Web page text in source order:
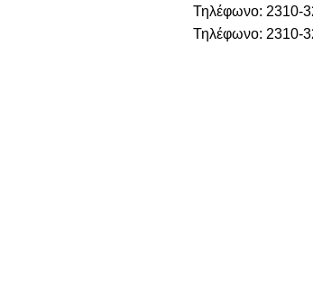
Τηλέφωνο: 2310-
Τηλέφωνο: 2310-